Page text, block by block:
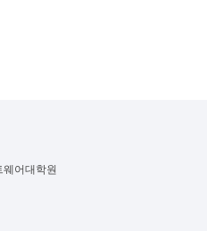
웨어대학원